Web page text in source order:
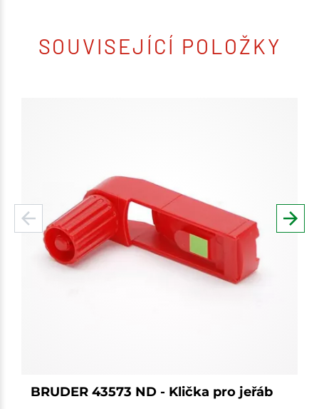
SOUVISEJÍCÍ POLOŽKY
BRUDER 43573 ND - Klička pro jeřáb